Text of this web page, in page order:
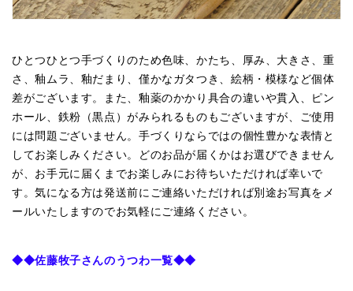
ひとつひとつ手づくりのため色味、かたち、厚み、大きさ、重
さ、釉ムラ、釉だまり、僅かなガタつき、絵柄・模様など個体
差がございます。また、釉薬のかかり具合の違いや貫入、ピン
ホール、鉄粉（黒点）がみられるものもございますが、ご使用
には問題ございません。手づくりならではの個性豊かな表情と
してお楽しみください。どのお品が届くかはお選びできません
が、お手元に届くまでお楽しみにお待ちいただければ幸いで
す。気になる方は発送前にご連絡いただければ別途お写真をメ
ールいたしますのでお気軽にご連絡ください。
◆◆佐藤牧子さんのうつわ一覧◆◆